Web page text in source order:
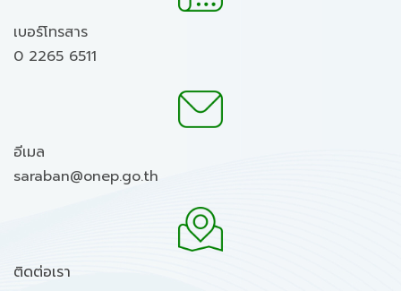
เบอร์โทรสาร
0 2265 6511
อีเมล
saraban@onep.go.th
ติดต่อเรา